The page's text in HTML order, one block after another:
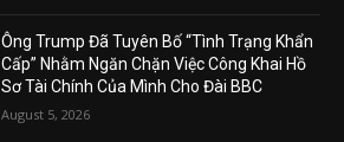
Ông Trump Đã Tuyên Bố “Tình Trạng Khẩn
Cấp” Nhằm Ngăn Chặn Việc Công Khai Hồ
Sơ Tài Chính Của Mình Cho Đài BBC
August 5, 2026